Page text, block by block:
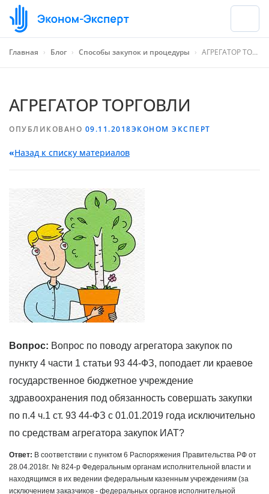
Главная › Блог › Способы закупок и процедуры › АГРЕГАТОР ТОРГОВЛИ
АГРЕГАТОР ТОРГОВЛИ
ОПУБЛИКОВАНО 09.11.2018ЭКОНОМ ЭКСПЕРТ
«Назад к списку материалов
Вопрос: Вопрос по поводу агрегатора закупок по
пункту 4 части 1 статьи 93 44-ФЗ, поподает ли краевое
государственное бюджетное учреждение
здравоохранения под обязанность совершать закупки
по п.4 ч.1 ст. 93 44-ФЗ с 01.01.2019 года исключительно
по средствам агрегатора закупок ИАТ?
Ответ: В соответствии с пунктом 6 Распоряжения Правительства РФ от
28.04.2018г. № 824-р Федеральным органам исполнительной власти и
находящимся в их ведении федеральным казенным учреждениям (за
исключением заказчиков - федеральных органов исполнительной